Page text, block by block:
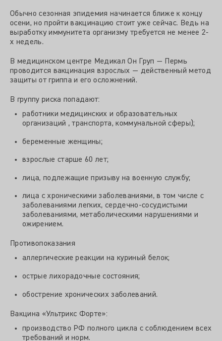
Обычно сезонная эпидемия начинается ближе к концу
осени, но пройти вакцинацию стоит уже сейчас. Ведь на
выработку иммунитета организму требуется не менее 2-
х недель.
В медицинском центре Медикал Он Груп — Пермь
проводится вакцинация взрослых — действенный метод
защиты от гриппа и его осложнений.
В группу риска попадают:
работники медицинских и образовательных
организаций , транспорта, коммунальной сферы);
беременные женщины;
взрослые старше 60 лет;
лица, подлежащие призыву на военную службу;
лица с хроническими заболеваниями, в том числе с
заболеваниями легких, сердечно-сосудистыми
заболеваниями, метаболическими нарушениями и
ожирением.
Противопоказания
аллергические реакции на куриный белок;
острые лихорадочные состояния;
обострение хронических заболеваний.
Вакцина «Ультрикс Форте»:
производство РФ полного цикла с соблюдением всех
требований и норм.